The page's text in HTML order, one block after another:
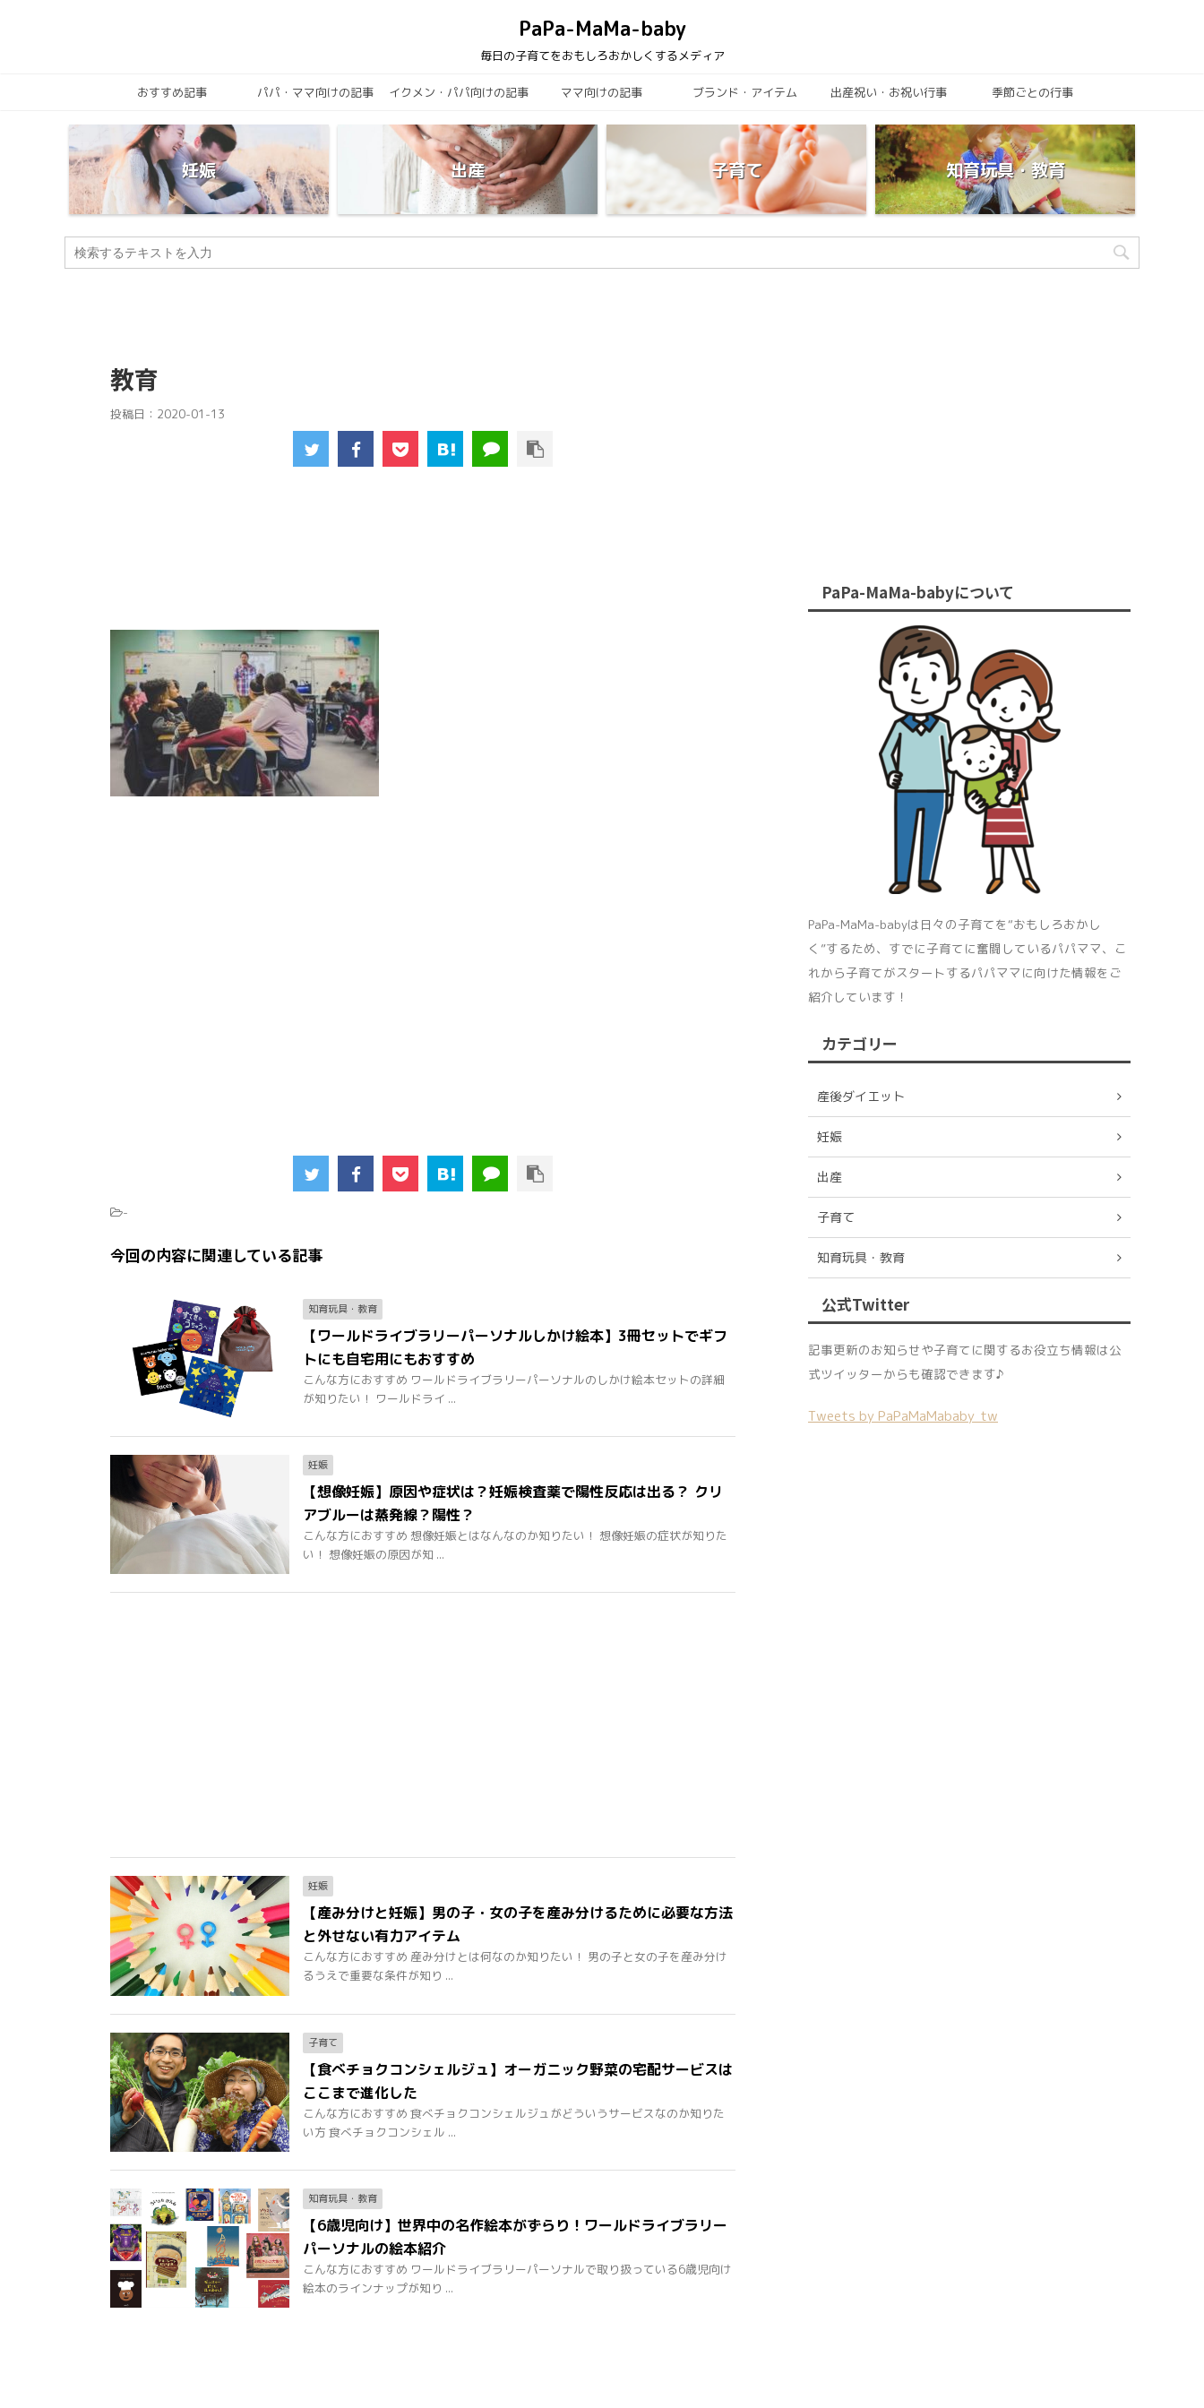
PaPa-MaMa-baby
毎日の子育てをおもしろおかしくするメディア
おすすめ記事 パパ・ママ向けの記事 イクメン・パパ向けの記事 ママ向けの記事 ブランド・アイテム 出産祝い・お祝い行事 季節ごとの行事
妊娠 出産 子育て 知育玩具・教育
教育
投稿日： 2020-01-13
-
今回の内容に関連している記事
知育玩具・教育
【ワールドライブラリーパーソナルしかけ絵本】3冊セットでギフ
トにも自宅用にもおすすめ
こんな方におすすめ ワールドライブラリーパーソナルのしかけ絵本セットの詳細
が知りたい！ ワールドライ ...
妊娠
【想像妊娠】原因や症状は？妊娠検査薬で陽性反応は出る？ クリ
アブルーは蒸発線？陽性？
こんな方におすすめ 想像妊娠とはなんなのか知りたい！ 想像妊娠の症状が知りた
い！ 想像妊娠の原因が知 ...
妊娠
【産み分けと妊娠】男の子・女の子を産み分けるために必要な方法
と外せない有力アイテム
こんな方におすすめ 産み分けとは何なのか知りたい！ 男の子と女の子を産み分け
るうえで重要な条件が知り ...
子育て
【食べチョクコンシェルジュ】オーガニック野菜の宅配サービスは
ここまで進化した
こんな方におすすめ 食べチョクコンシェルジュがどういうサービスなのか知りた
い方 食べチョクコンシェル ...
知育玩具・教育
【6歳児向け】世界中の名作絵本がずらり！ワールドライブラリー
パーソナルの絵本紹介
こんな方におすすめ ワールドライブラリーパーソナルで取り扱っている6歳児向け
絵本のラインナップが知り ...
PaPa-MaMa-babyについて
PaPa-MaMa-babyは日々の子育てを“おもしろおかし
く”するため、すでに子育てに奮闘しているパパママ、こ
れから子育てがスタートするパパママに向けた情報をご
紹介しています！
カテゴリー
産後ダイエット
妊娠
出産
子育て
知育玩具・教育
公式Twitter
記事更新のお知らせや子育てに関するお役立ち情報は公
式ツイッターからも確認できます♪
Tweets by PaPaMaMababy_tw